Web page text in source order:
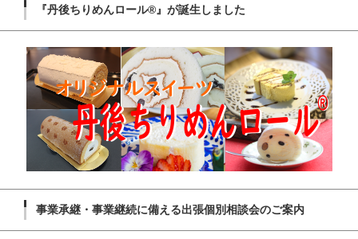
『丹後ちりめんロール®』が誕生しました
事業承継・事業継続に備える出張個別相談会のご案内